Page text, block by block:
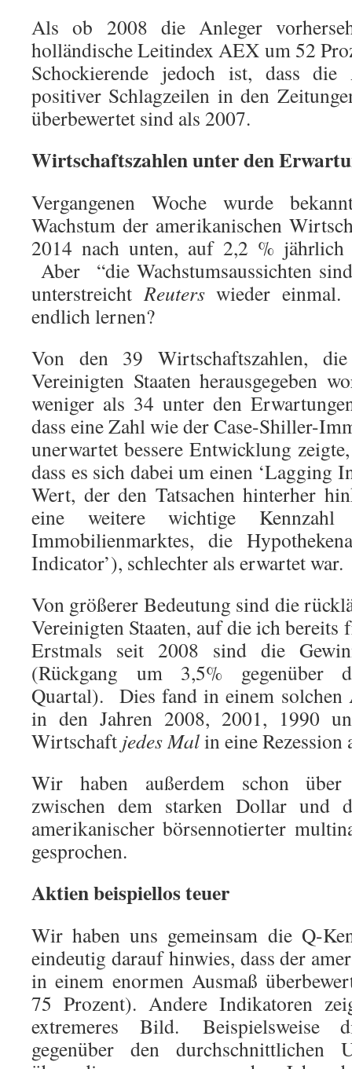
Als ob 2008 die Anleger
holländische Leitindex AEX um 52
Schockierende jedoch ist, dass
positiver Schlagzeilen in den
überbewertet sind als 2007.
Wirtschaftszahlen unter den
Vergangenen Woche wurde
Wachstum der amerikanischen
2014 nach unten, auf 2,2 %
Aber “die Wachstumsaussichten
unterstreichtReuterswieder
endlich lernen?
Von den 39 Wirtschaftszahlen,
Vereinigten Staaten herausgegeben
weniger als 34 unter den
dass eine Zahl wie der Case-Shiller-
unerwartet bessere Entwicklung
dass es sich dabei um einen ‘Lagging
Wert, der den Tatsachen hinterher
eine weitere wichtige Kennzahl
Immobilienmarktes, die
Indicator’), schlechter als erwartet war.
Von größerer Bedeutung sind die
Vereinigten Staaten, auf die ich bereits
Erstmals seit 2008 sind die
(Rückgang um 3,5% gegenüber
Quartal). Dies fand in einem solchen
in den Jahren 2008, 2001, 1990
Wirtschaft jedes Malin eine Rezession
Wir haben außerdem schon über
zwischen dem starken Dollar und
amerikanischer börsennotierter
gesprochen.
Aktien beispiellos teuer
Wir haben uns gemeinsam die Q-
eindeutig darauf hinwies, dass der
in einem enormen Ausmaß
75 Prozent). Andere Indikatoren
extremeres Bild. Beispielsweise
gegenüber den durchschnittlichen